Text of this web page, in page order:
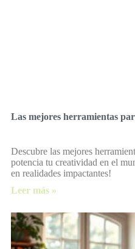
Las mejores herramientas
Descubre las mejores
potencia tu creatividad en el
en realidades impactantes!
Leer más »